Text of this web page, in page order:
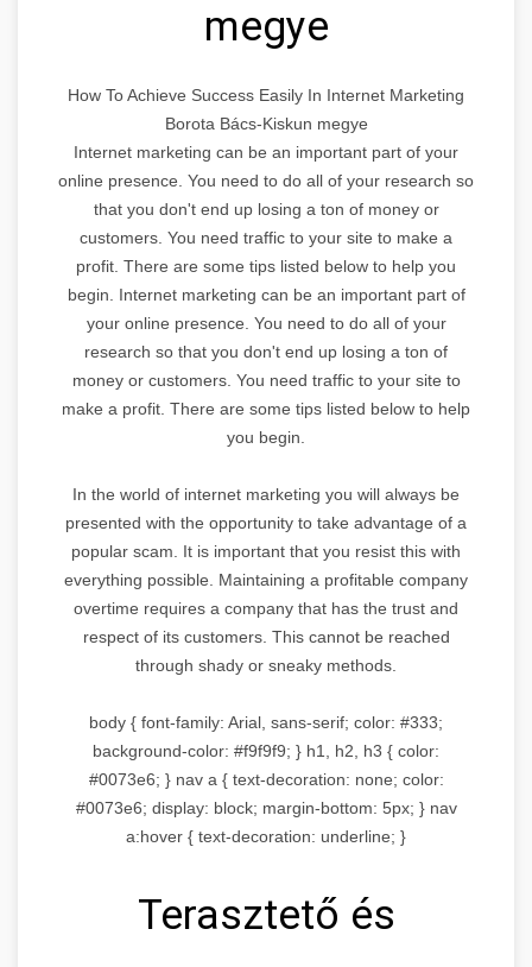
megye
How To Achieve Success Easily In Internet Marketing
Borota Bács-Kiskun megye
Internet marketing can be an important part of your
online presence. You need to do all of your research so
that you don't end up losing a ton of money or
customers. You need traffic to your site to make a
profit. There are some tips listed below to help you
begin. Internet marketing can be an important part of
your online presence. You need to do all of your
research so that you don't end up losing a ton of
money or customers. You need traffic to your site to
make a profit. There are some tips listed below to help
you begin.
In the world of internet marketing you will always be
presented with the opportunity to take advantage of a
popular scam. It is important that you resist this with
everything possible. Maintaining a profitable company
overtime requires a company that has the trust and
respect of its customers. This cannot be reached
through shady or sneaky methods.
body { font-family: Arial, sans-serif; color: #333;
background-color: #f9f9f9; } h1, h2, h3 { color:
#0073e6; } nav a { text-decoration: none; color:
#0073e6; display: block; margin-bottom: 5px; } nav
a:hover { text-decoration: underline; }
Terasztető és